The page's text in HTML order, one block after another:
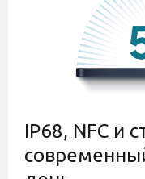
Код:
IP68, NFC и